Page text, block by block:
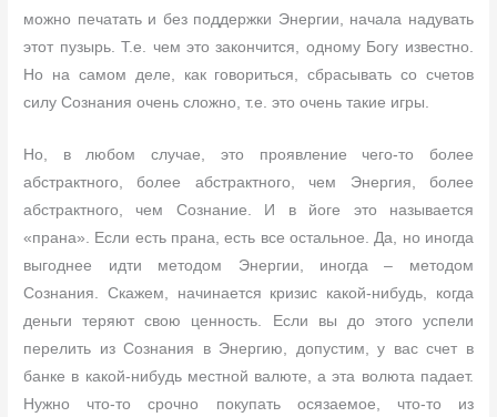
можно печатать и без поддержки Энергии, начала надувать
этот пузырь. Т.е. чем это закончится, одному Богу известно.
Но на самом деле, как говориться, сбрасывать со счетов
силу Сознания очень сложно, т.е. это очень такие игры.
Но, в любом случае, это проявление чего-то более
абстрактного, более абстрактного, чем Энергия, более
абстрактного, чем Сознание. И в йоге это называется
«прана». Если есть прана, есть все остальное. Да, но иногда
выгоднее идти методом Энергии, иногда – методом
Сознания. Скажем, начинается кризис какой-нибудь, когда
деньги теряют свою ценность. Если вы до этого успели
перелить из Сознания в Энергию, допустим, у вас счет в
банке в какой-нибудь местной валюте, а эта волюта падает.
Нужно что-то срочно покупать осязаемое, что-то из